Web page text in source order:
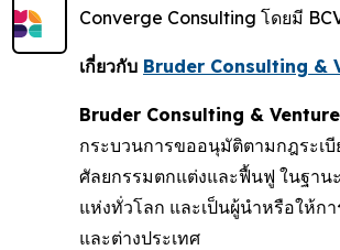
Converge Consulting โดยมี
เกี่ยวกับ Bruder Consulting &
Bruder Consulting &
กระบวนการขออนุมัติตามกฎระ
ศัลยกรรมตกแต่งและฟื้นฟู ในฐาน
แห่งทั่วโลก และเป็นผู้นำหรือให้ก
และต่างประเทศ